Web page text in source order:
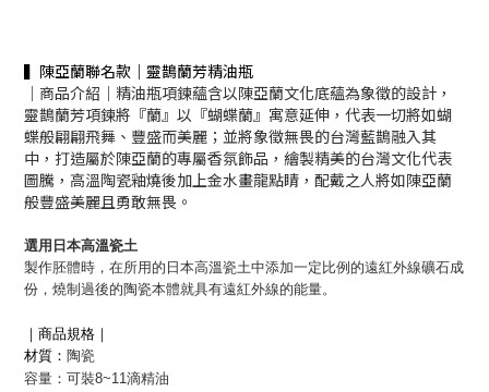
▍陳亞蘭聯名款｜靈鵲蘭芳精油瓶
｜商品介紹｜精油瓶項鍊蘊含以陳亞蘭文化底蘊為象徵的設計，
靈鵲蘭芳項鍊將『蘭』以『蝴蝶蘭』寓意延伸，代表一切將如蝴
蝶般翩翩飛舞、豐盛而美麗；並將象徵無畏的台灣藍鵲融入其
中，打造屬於陳亞蘭的專屬香氛飾品，繪製精美的台灣文化代表
圖騰，高溫陶瓷釉燒後加上金水畫龍點睛，配戴之人將如陳亞蘭
般豐盛美麗且勇敢無畏。
選用日本高溫瓷土
製作胚體時，在所用的日本高溫瓷土中添加一定比例的遠紅外線礦石成
份，燒制過後的陶瓷本體就具有遠紅外線的能量。
｜商品規格｜
材質： 陶瓷
容量：可裝8~11滴精油